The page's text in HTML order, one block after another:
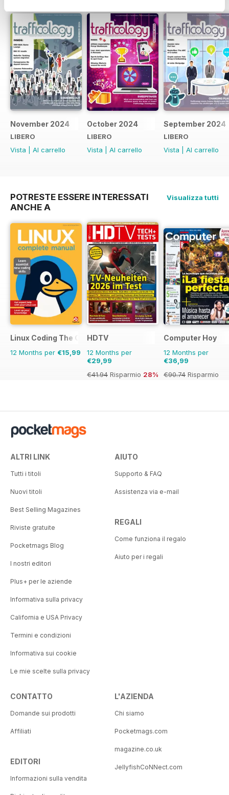
November 2024
LIBERO
Vista
Al carrello
October 2024
LIBERO
Vista
Al carrello
September 2024
LIBERO
Vista
Al carrello
POTRESTE ESSERE INTERESSATI
ANCHE A
Visualizza tutti
Linux Coding The Complete Manual
12 Months per €15,99
HDTV
12 Months per
€29,99
€41.94 Risparmio 28%
Computer Hoy
12 Months per
€36,99
€90.74 Risparmio
ALTRI LINK
Tutti i titoli
Nuovi titoli
Best Selling Magazines
Riviste gratuite
Pocketmags Blog
I nostri editori
Plus+ per le aziende
Informativa sulla privacy
California e USA Privacy
Termini e condizioni
Informativa sui cookie
Le mie scelte sulla privacy
AIUTO
Supporto & FAQ
Assistenza via e-mail
REGALI
Come funziona il regalo
Aiuto per i regali
CONTATTO
Domande sui prodotti
Affiliati
EDITORI
Informazioni sulla vendita
L'AZIENDA
Chi siamo
Pocketmags.com
magazine.co.uk
JellyfishCoNNect.com